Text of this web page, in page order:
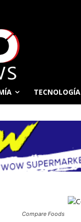
TECNOLOGÍA
Compare Foods